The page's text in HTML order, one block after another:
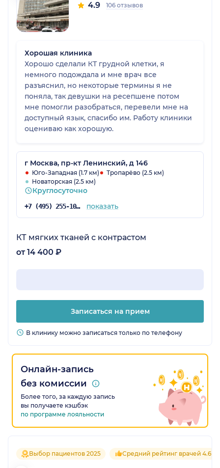
4.9 106 отзывов
Хорошая клиника
Хорошо сделали КТ грудной клетки, я
немного подождала и мне врач все
разъяснил, но некоторые термины я не
поняла, так девушки на ресепшене потом
мне помогли разобраться, перевели мне на
доступный язык, спасибо им. Работу клиники
оцениваю как хорошую.
г Москва, пр-кт Ленинский, д 146
Юго-Западная (1.7 км)
Тропарёво (2.5 км)
Новаторская (2.5 км)
Круглосуточно
+7 (495) 255-10-78 показать
КТ мягких тканей с контрастом
от 14 400 ₽
Записаться на прием
В клинику можно записаться только по телефону
Онлайн-запись
без комиссии
Более того, за каждую запись
вы получаете кэшбэк
по программе лояльности
Выбор пациентов 2025 Средний рейтинг врачей 4.6